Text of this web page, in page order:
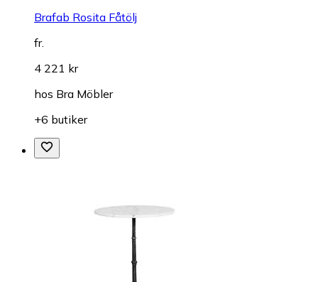
Brafab Rosita Fåtölj
fr.
4 221 kr
hos Bra Möbler
+6 butiker